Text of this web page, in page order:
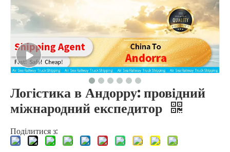
Логістика в Андорру: провідний
міжнародний експедитор
Поділитися з: